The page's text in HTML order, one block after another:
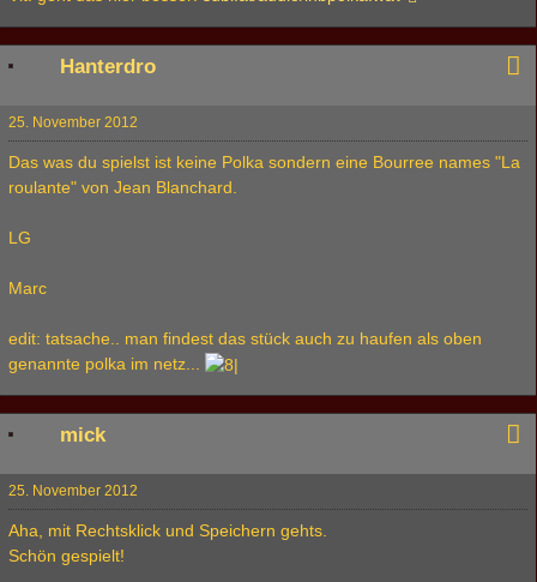
Hanterdro
25. November 2012
Das was du spielst ist keine Polka sondern eine Bourree names "La
roulante" von Jean Blanchard.
LG
Marc
edit: tatsache.. man findest das stück auch zu haufen als oben
genannte polka im netz...
mick
25. November 2012
Aha, mit Rechtsklick und Speichern gehts.
Schön gespielt!